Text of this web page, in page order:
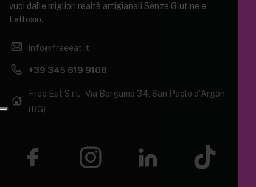
vuoi dalle migliori realtà artigianali Senza Glutine e
Lattosio.
info@freeeat.it
+39 345 619 9108
Free Eat S.r.l. - Via Bergamo 34, San Paolo d'Argon
(BG)